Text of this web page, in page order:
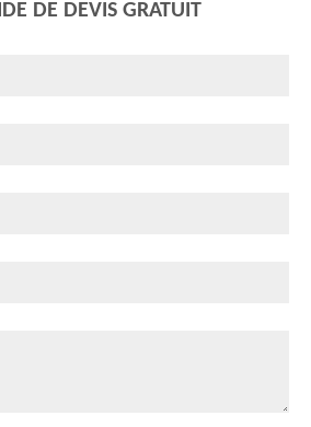
DE DEVIS GRATUIT